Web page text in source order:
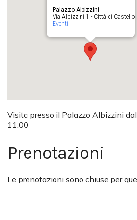
Palazzo Albizzini
Via Albizzini 1 - Città di Castello
Eventi
Visita presso il Palazzo Albizzini
11:00
Prenotazioni
Le prenotazioni sono chiuse per